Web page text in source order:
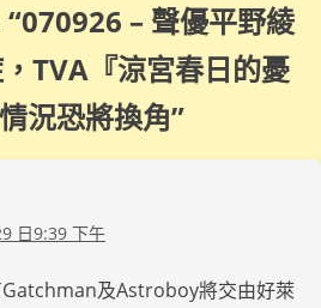
070926 – 聲優平野綾
TVA『涼宮春日的憂
況恐將換角”
日9:39 下午
及Astroboy將交由好萊